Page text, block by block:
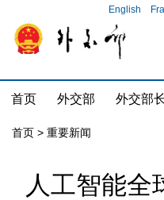
English
首页 外交部 外交部
首页 > 重要新闻
人工智能全